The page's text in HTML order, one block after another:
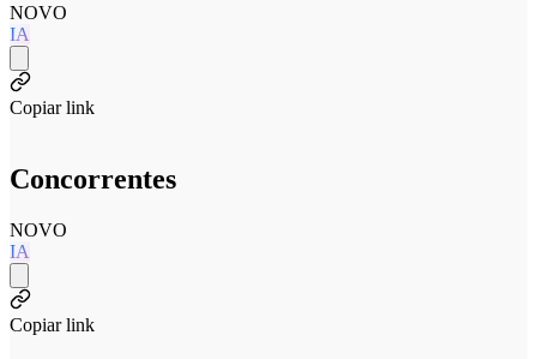
NOVO
IA
Copiar link
Concorrentes
NOVO
IA
Copiar link